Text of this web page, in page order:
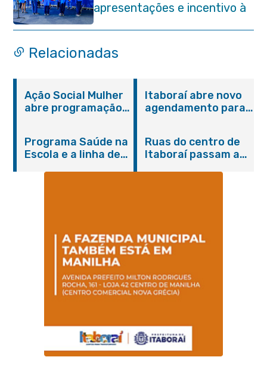
apresentações e incentivo à
preservação ambiental em
Itaboraí
Relacionadas
Ação Social Mulher
abre programação
serviços gratuitos e
orientações
Itaboraí abre novo
agendamento para
Programa Saúde na
Escola e a linha de
Magalhães Seabra
Ruas do centro de
Itaboraí passam a